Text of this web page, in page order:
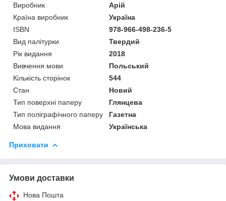
Виробник
Арій
Країна виробник
Україна
ISBN
978-966-498-236-5
Вид палітурки
Твердий
Рік видання
2018
Вивчення мови
Польський
Кількість сторінок
544
Стан
Новий
Тип поверхні паперу
Глянцева
Тип поліграфічного паперу
Газетна
Мова видання
Українська
Приховати
Умови доставки
Нова Пошта